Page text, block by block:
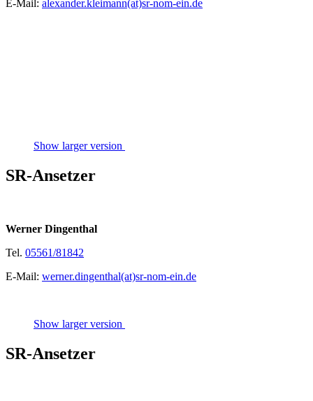
E-Mail: alexander.kleimann(at)sr-nom-ein.de
Show larger version
SR-Ansetzer
Werner Dingenthal
Tel. 05561/81842
E-Mail: werner.dingenthal(at)sr-nom-ein.de
Show larger version
SR-Ansetzer